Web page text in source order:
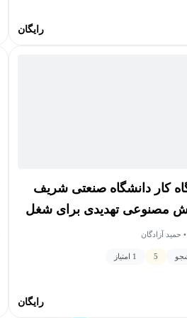
رایگان
کار دانشگاه صنعتی شریف
مصنوعی تهدیدی برای شغل
می‌آید؟)حمید آزادگان
5 1 امتیاز
رایگان